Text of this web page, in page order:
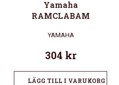
Yamaha
RAMCLABAM
YAMAHA
304 kr
LÄGG TILL I VARUKORG